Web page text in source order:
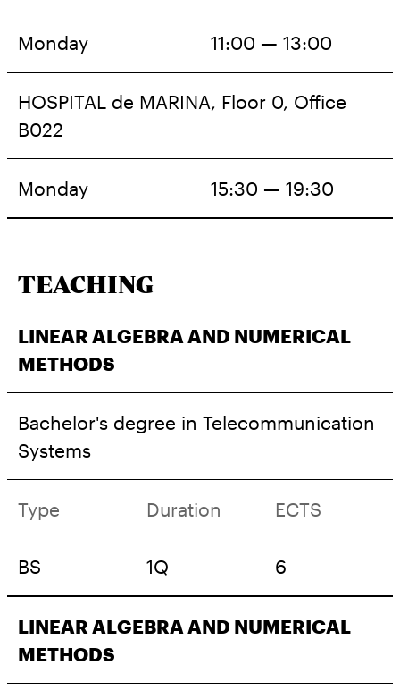
Monday 11:00 — 13:00
HOSPITAL de MARINA, Floor 0, Office
B022
Monday 15:30 — 19:30
TEACHING
LINEAR ALGEBRA AND NUMERICAL
METHODS
Bachelor's degree in Telecommunication
Systems
Type
BS
Duration
1Q
ECTS
6
LINEAR ALGEBRA AND NUMERICAL
METHODS